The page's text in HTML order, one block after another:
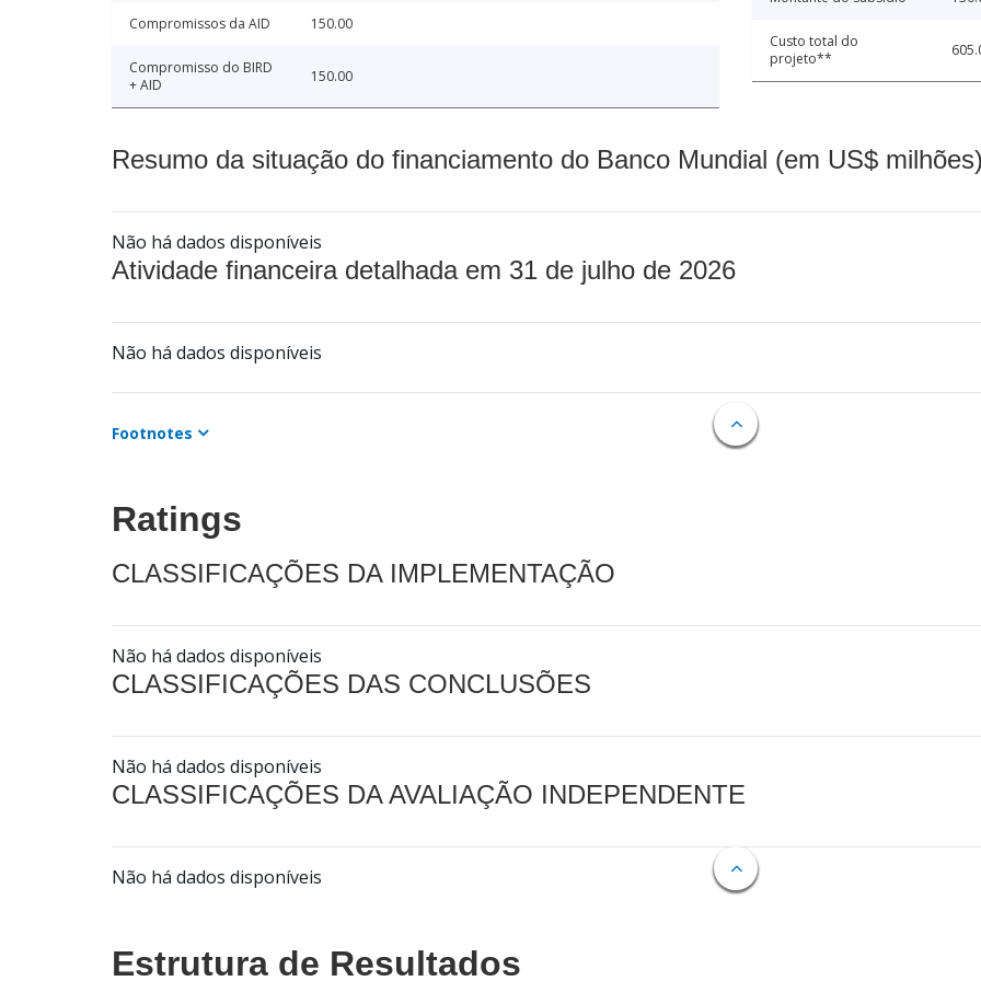
Compromissos da AID 150.00
Compromisso do BIRD
+ AID
150.00
Custo total do
projeto**
Resumo da situação do financiamento do Banco Mundial (em US$
Não há dados disponíveis
Atividade financeira detalhada em 31 de julho de 2026
Não há dados disponíveis
Footnotes
Ratings
CLASSIFICAÇÕES DA IMPLEMENTAÇÃO
Não há dados disponíveis
CLASSIFICAÇÕES DAS CONCLUSÕES
Não há dados disponíveis
CLASSIFICAÇÕES DA AVALIAÇÃO INDEPENDENTE
Não há dados disponíveis
Estrutura de Resultados